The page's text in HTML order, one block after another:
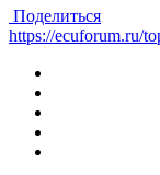
Поделиться
https://ecuforum.ru/